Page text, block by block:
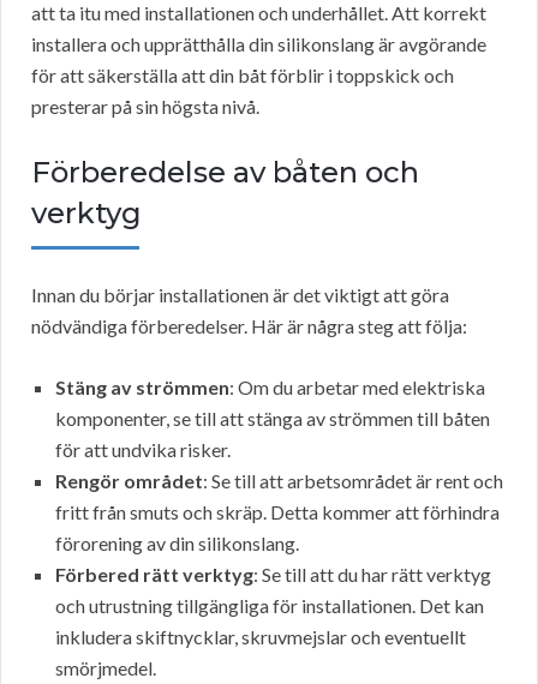
att ta itu med installationen och underhållet. Att korrekt
installera och upprätthålla din silikonslang är avgörande
för att säkerställa att din båt förblir i toppskick och
presterar på sin högsta nivå.
Förberedelse av båten och
verktyg
Innan du börjar installationen är det viktigt att göra
nödvändiga förberedelser. Här är några steg att följa:
Stäng av strömmen: Om du arbetar med elektriska
komponenter, se till att stänga av strömmen till båten
för att undvika risker.
Rengör området: Se till att arbetsområdet är rent och
fritt från smuts och skräp. Detta kommer att förhindra
förorening av din silikonslang.
Förbered rätt verktyg: Se till att du har rätt verktyg
och utrustning tillgängliga för installationen. Det kan
inkludera skiftnycklar, skruvmejslar och eventuellt
smörjmedel.